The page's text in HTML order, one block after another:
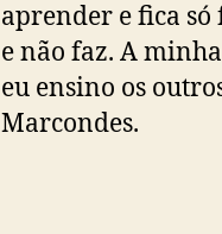
aprender e fica
e não faz. A
eu ensino os
Marcondes.